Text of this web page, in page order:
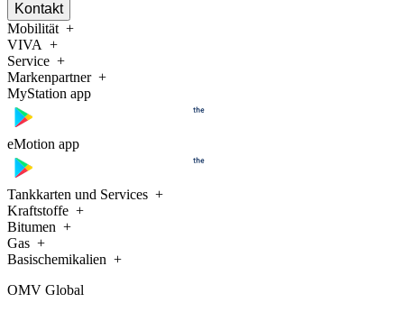
Kontakt
Mobilität
VIVA
Service
Markenpartner
MyStation app
eMotion app
Tankkarten und Services
Kraftstoffe
Bitumen
Gas
Basischemikalien
OMV Global